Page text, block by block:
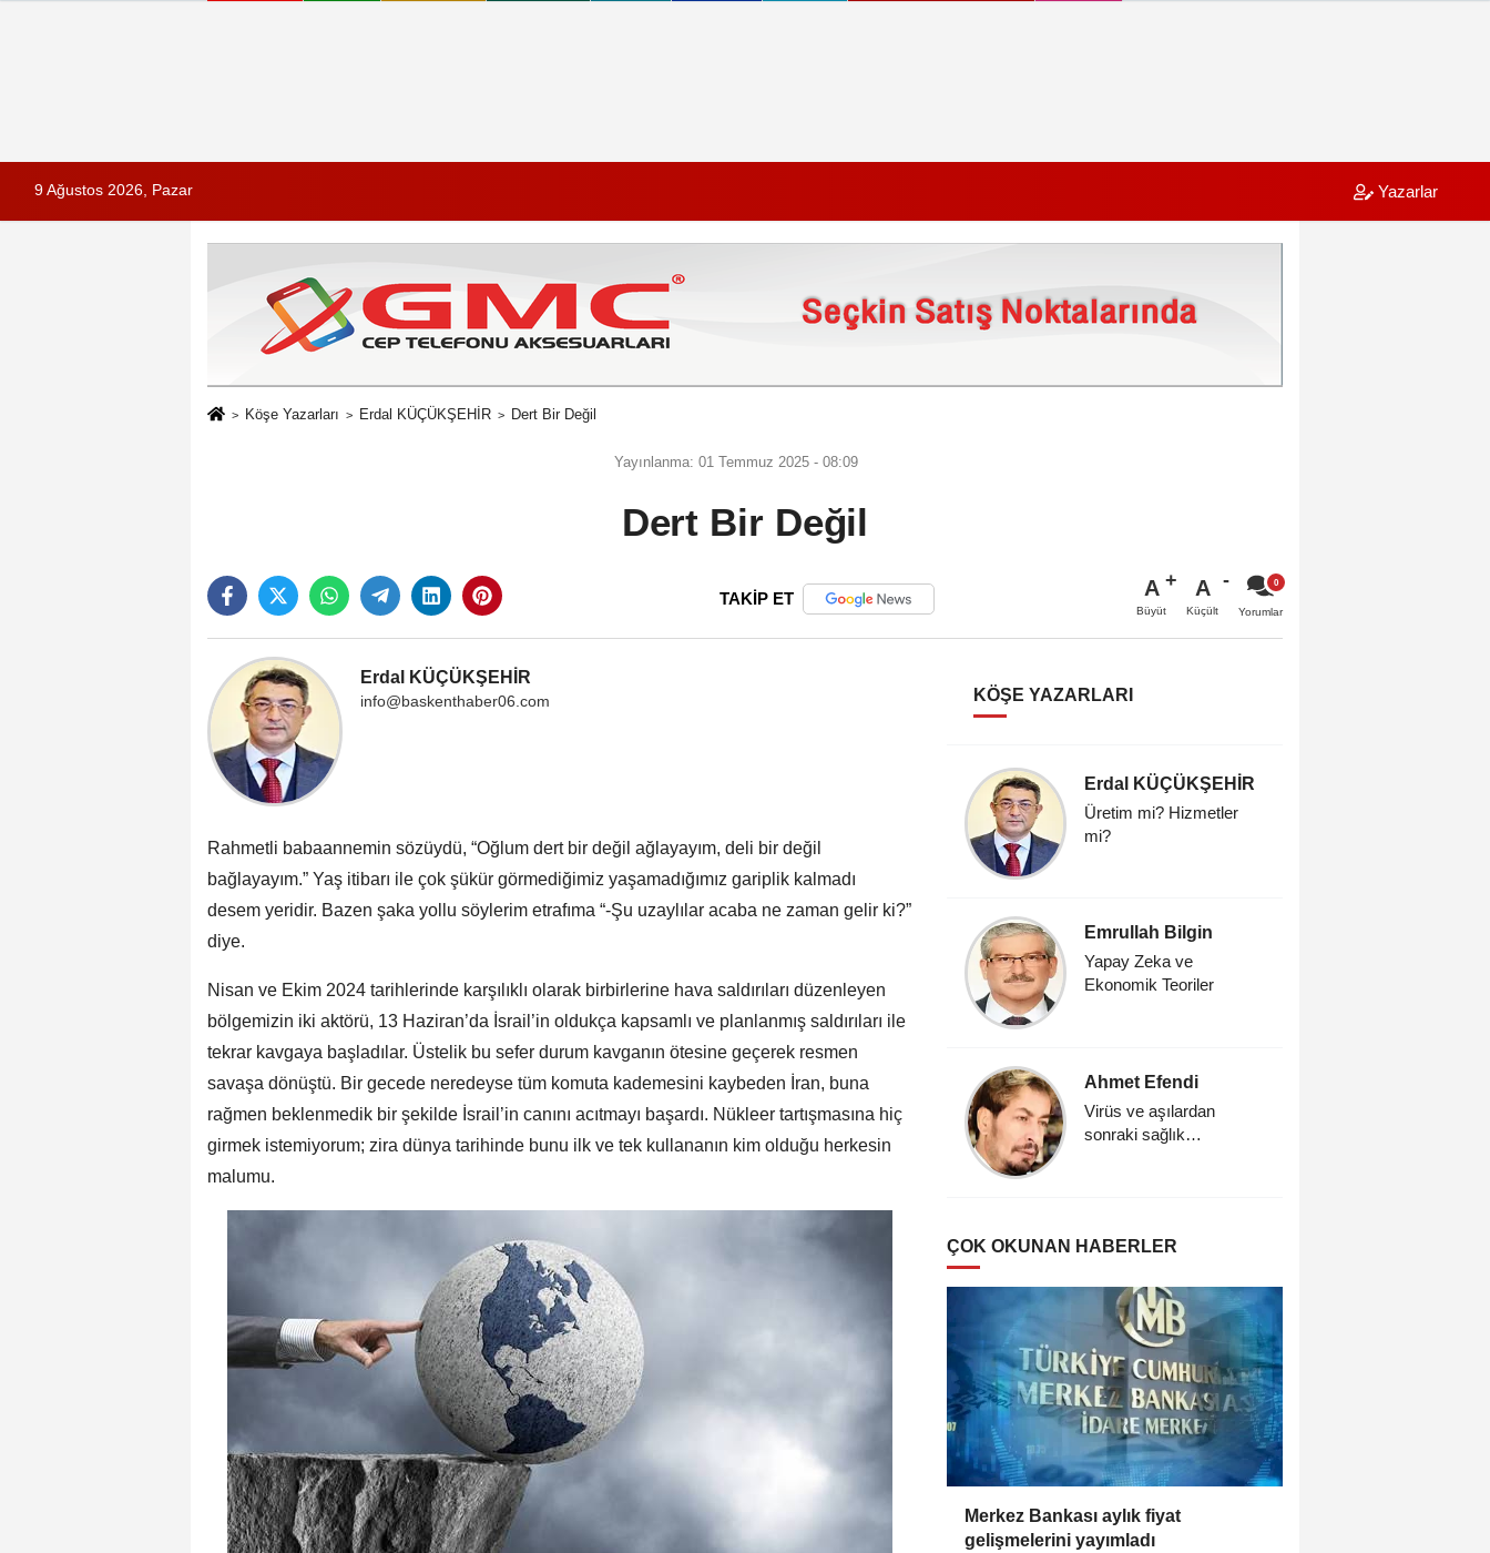
9 Ağustos 2026, Pazar Yazarlar
Köşe Yazarları Erdal KÜÇÜKŞEHİR Dert Bir Değil
Yayınlanma: 01 Temmuz 2025 - 08:09
Dert Bir Değil
TAKİP ET A
Büyüt
A
Küçült Yorumlar
Erdal KÜÇÜKŞEHİR
info@baskenthaber06.com
Rahmetli babaannemin sözüydü, “Oğlum dert bir değil ağlayayım, deli bir değil
bağlayayım.” Yaş itibarı ile çok şükür görmediğimiz yaşamadığımız gariplik kalmadı
desem yeridir. Bazen şaka yollu söylerim etrafıma “-Şu uzaylılar acaba ne zaman gelir ki?”
diye.
Nisan ve Ekim 2024 tarihlerinde karşılıklı olarak birbirlerine hava saldırıları düzenleyen
bölgemizin iki aktörü, 13 Haziran’da İsrail’in oldukça kapsamlı ve planlanmış saldırıları ile
tekrar kavgaya başladılar. Üstelik bu sefer durum kavganın ötesine geçerek resmen
savaşa dönüştü. Bir gecede neredeyse tüm komuta kademesini kaybeden İran, buna
rağmen beklenmedik bir şekilde İsrail’in canını acıtmayı başardı. Nükleer tartışmasına hiç
girmek istemiyorum; zira dünya tarihinde bunu ilk ve tek kullananın kim olduğu herkesin
malumu.
KÖŞE YAZARLARI
Ekonomik Teoriler
Ahmet Efendi
Virüs ve aşılardan
sonraki sağlık
problemleri ve çözüm
Erdal KÜÇÜKŞEHİR
Üretim mi? Hizmetler
mi?
Emrullah Bilgin
Yapay Zeka ve
Ekonomik Teoriler
Ahmet Efendi
Virüs ve aşılardan
sonraki sağlık
ÇOK OKUNAN HABERLER
Merkez Bankası aylık fiyat
gelişmelerini yayımladı